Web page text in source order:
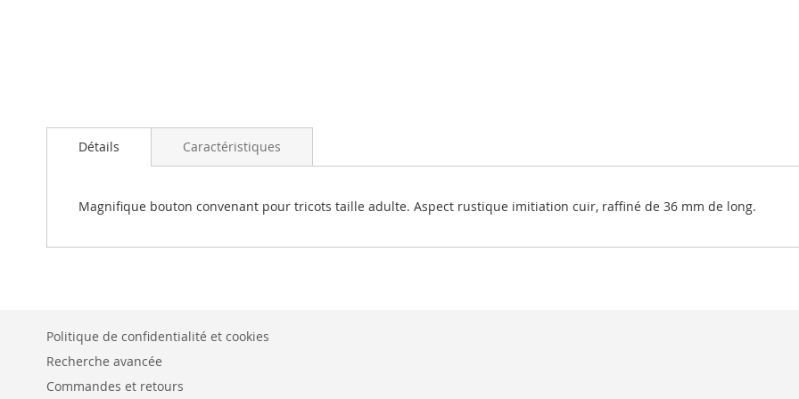
au
début
Galerie
Détails
Magnifique bouton convenant pour tricots taille adulte. Aspect rustique imitiation cuir, raffiné de 36 mm de long.
Caractéristiques
Politique de confidentialité et cookies
Recherche avancée
Commandes et retours